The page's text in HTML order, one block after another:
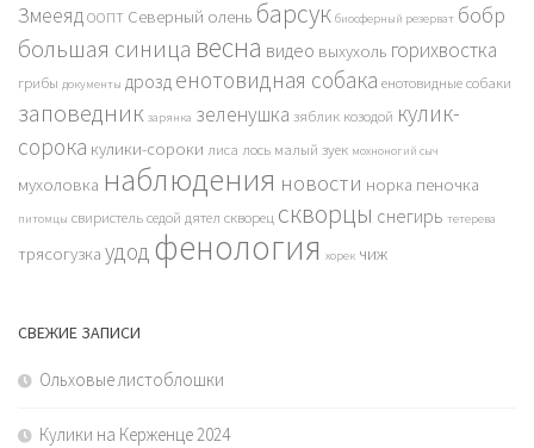
ЗмееядООПТ Северный олень барсук биосферный резерват бобр
большая синица весна видео выхухоль горихвостка
грибы документы дрозд енотовидная собака енотовидные собаки
заповедник зарянка зеленушка зяблик козодой кулик-
сорока кулики-сороки лиса лось малый зуек мохноногий сыч
мухоловка наблюдения новости норка пеночка
питомцы свиристельседой дятел скворец скворцы снегирь тетерева
трясогузка удод фенология хорек чиж
СВЕЖИЕ ЗАПИСИ
Ольховые листоблошки
Кулики на Керженце 2024